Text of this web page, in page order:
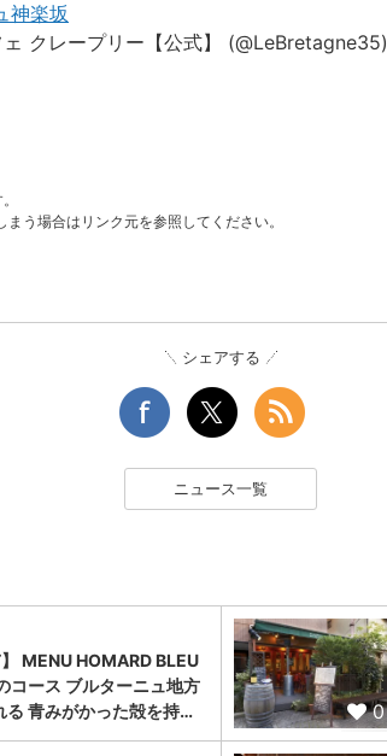
神楽坂
クレープリー【公式】 (@LeBretagne35)
う場合はリンク元を参照してください。
シェアする
ニュース一覧
】 MENU HOMARD BLEU
コース ブルターニュ地方
る 青みがかった殻を持…
0